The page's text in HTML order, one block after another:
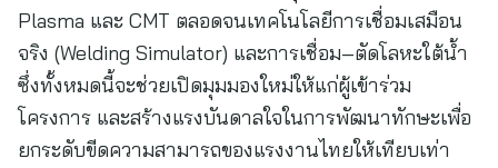
Plasma และ CMT ตลอดจนเทคโนโลยีการเชื่อมเสมือน
จริง (Welding Simulator) และการเชื่อม–ตัดโลหะใต้น้ำ
ซึ่งทั้งหมดนี้จะช่วยเปิดมุมมองใหม่ให้แก่ผู้เข้าร่วม
โครงการ และสร้างแรงบันดาลใจในการพัฒนาทักษะเพื่อ
ยกระดับขีดความสามารถของแรงงานไทยให้เทียบเท่า